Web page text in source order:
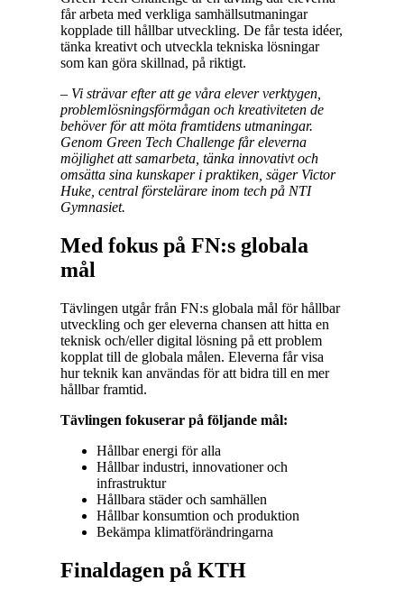
får arbeta med verkliga samhällsutmaningar
kopplade till hållbar utveckling. De får testa idéer,
tänka kreativt och utveckla tekniska lösningar
som kan göra skillnad, på riktigt.
– Vi strävar efter att ge våra elever verktygen,
problemlösningsförmågan och kreativiteten de
behöver för att möta framtidens utmaningar.
Genom Green Tech Challenge får eleverna
möjlighet att samarbeta, tänka innovativt och
omsätta sina kunskaper i praktiken, säger Victor
Huke, central förstelärare inom tech på NTI
Gymnasiet.
Med fokus på FN:s globala
mål
Tävlingen utgår från FN:s globala mål för hållbar
utveckling och ger eleverna chansen att hitta en
teknisk och/eller digital lösning på ett problem
kopplat till de globala målen. Eleverna får visa
hur teknik kan användas för att bidra till en mer
hållbar framtid.
Tävlingen fokuserar på följande mål:
Hållbar energi för alla
Hållbar industri, innovationer och
infrastruktur
Hållbara städer och samhällen
Hållbar konsumtion och produktion
Bekämpa klimatförändringarna
Finaldagen på KTH